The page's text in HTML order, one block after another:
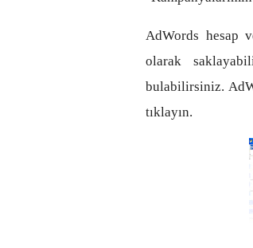
AdWords hesap
olarak
bulabilirsiniz.
tıklayın.